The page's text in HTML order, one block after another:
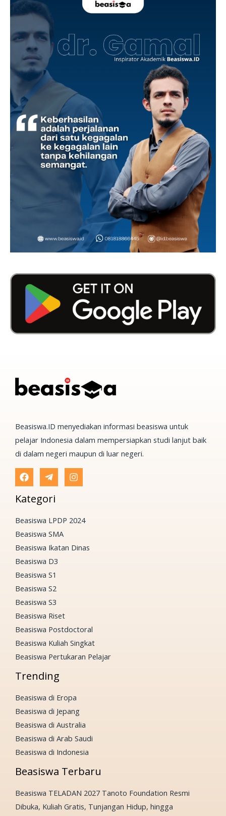
Beasiswa.ID menyediakan informasi beasiswa untuk
pelajar Indonesia dalam mempersiapkan studi lanjut baik
di dalam negeri maupun di luar negeri.
Kategori
Beasiswa LPDP 2024
Beasiswa SMA
Beasiswa Ikatan Dinas
Beasiswa D3
Beasiswa S1
Beasiswa S2
Beasiswa S3
Beasiswa Riset
Beasiswa Postdoctoral
Beasiswa Kuliah Singkat
Beasiswa Pertukaran Pelajar
Trending
Beasiswa di Eropa
Beasiswa di Jepang
Beasiswa di Australia
Beasiswa di Arab Saudi
Beasiswa di Indonesia
Beasiswa Terbaru
Beasiswa TELADAN 2027 Tanoto Foundation Resmi
Dibuka, Kuliah Gratis, Tunjangan Hidup, hingga